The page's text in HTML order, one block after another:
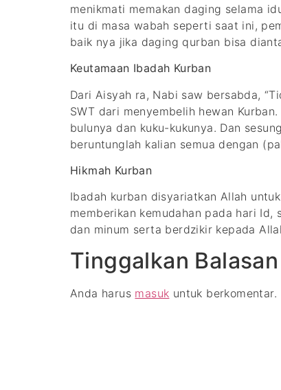
menikmati memakan daging selama
itu di masa wabah seperti saat ini,
baik nya jika daging qurban bisa
Keutamaan Ibadah Kurban
Dari Aisyah ra, Nabi saw bersabda,
SWT dari menyembelih hewan
bulunya dan kuku-kukunya. Dan
beruntunglah kalian semua dengan
Hikmah Kurban
Ibadah kurban disyariatkan Allah
memberikan kemudahan pada hari
dan minum serta berdzikir kepada
Tinggalkan Balasan
Anda harus masuk untuk berkomentar.